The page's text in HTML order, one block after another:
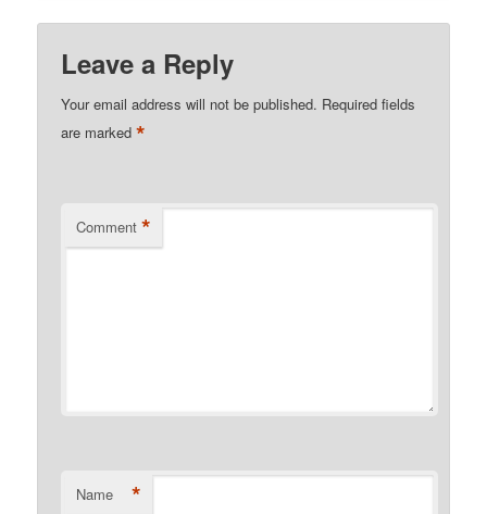
Leave a Reply
Your email address will not be published. Required fields
are marked*
Comment *
Name *